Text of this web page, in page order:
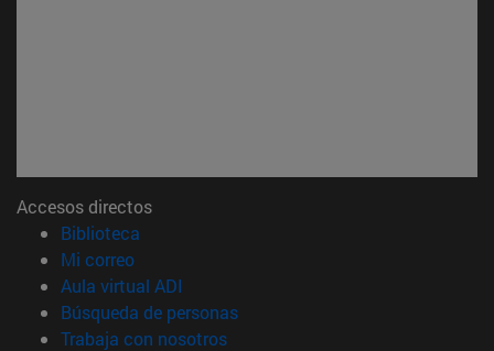
Accesos directos
Biblioteca
Mi correo(abre en nueva ventana)
Aula virtual ADI
Búsqueda de personas(abre en nueva ventana)
Trabaja con nosotros(abre en nueva ventana)